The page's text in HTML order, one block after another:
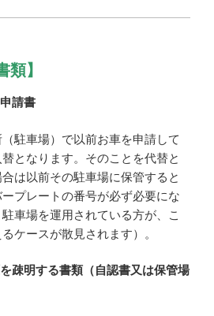
類】
請書
駐車場）で以前お車を申請して
となります。そのことを代替と
は以前その駐車場に保管すると
プレートの番号が必ず必要にな
車場を運用されている方が、こ
ケースが散見されます）。
疎明する書類（自認書又は保管場